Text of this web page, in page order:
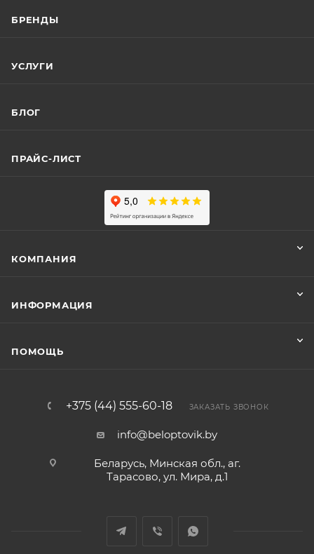
БРЕНДЫ
УСЛУГИ
БЛОГ
ПРАЙС-ЛИСТ
КОМПАНИЯ
ИНФОРМАЦИЯ
ПОМОЩЬ
+375 (44) 555-60-18 ЗАКАЗАТЬ ЗВОНОК
info@beloptovik.by
Беларусь, Минская обл., аг.
Тарасово, ул. Мира, д.1